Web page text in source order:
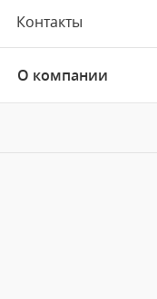
Контакты
О компании